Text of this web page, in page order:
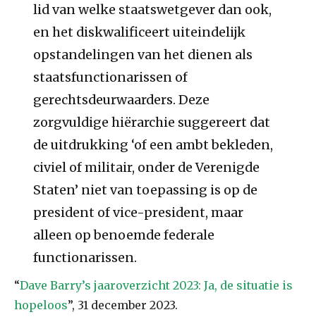
lid van welke staatswetgever dan ook,
en het diskwalificeert uiteindelijk
opstandelingen van het dienen als
staatsfunctionarissen of
gerechtsdeurwaarders. Deze
zorgvuldige hiërarchie suggereert dat
de uitdrukking ‘of een ambt bekleden,
civiel of militair, onder de Verenigde
Staten’ niet van toepassing is op de
president of vice-president, maar
alleen op benoemde federale
functionarissen.
“Dave Barry’s jaaroverzicht 2023: Ja, de situatie is
hopeloos”, 31 december 2023.